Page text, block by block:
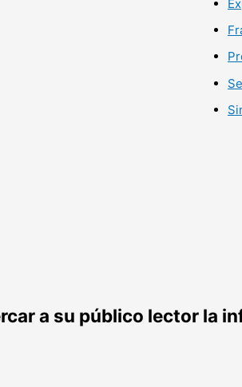
a su público lector la